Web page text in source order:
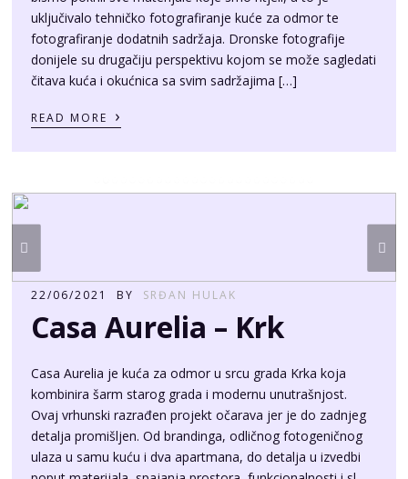
uključivalo tehničko fotografiranje kuće za odmor te
fotografiranje dodatnih sadržaja. Dronske fotografije
donijele su drugačiju perspektivu kojom se može sagledati
čitava kuća i okućnica sa svim sadržajima […]
READ MORE ›
Casa Aurelia je kuća za odmor u srcu grada Krka koja
kombinira šarm starog grada i modernu unutrašnjost.
Ovaj vrhunski razrađen projekt očarava jer je do zadnjeg
ulaza u samu kuću i dva apartmana, do detalja u izvedbi
poput materijala, spajanja prostora, funkcionalnosti i sl.
Jednom kada sa ulica […]
READ MORE ›